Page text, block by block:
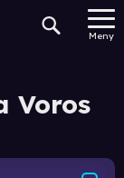
Meny
Voros